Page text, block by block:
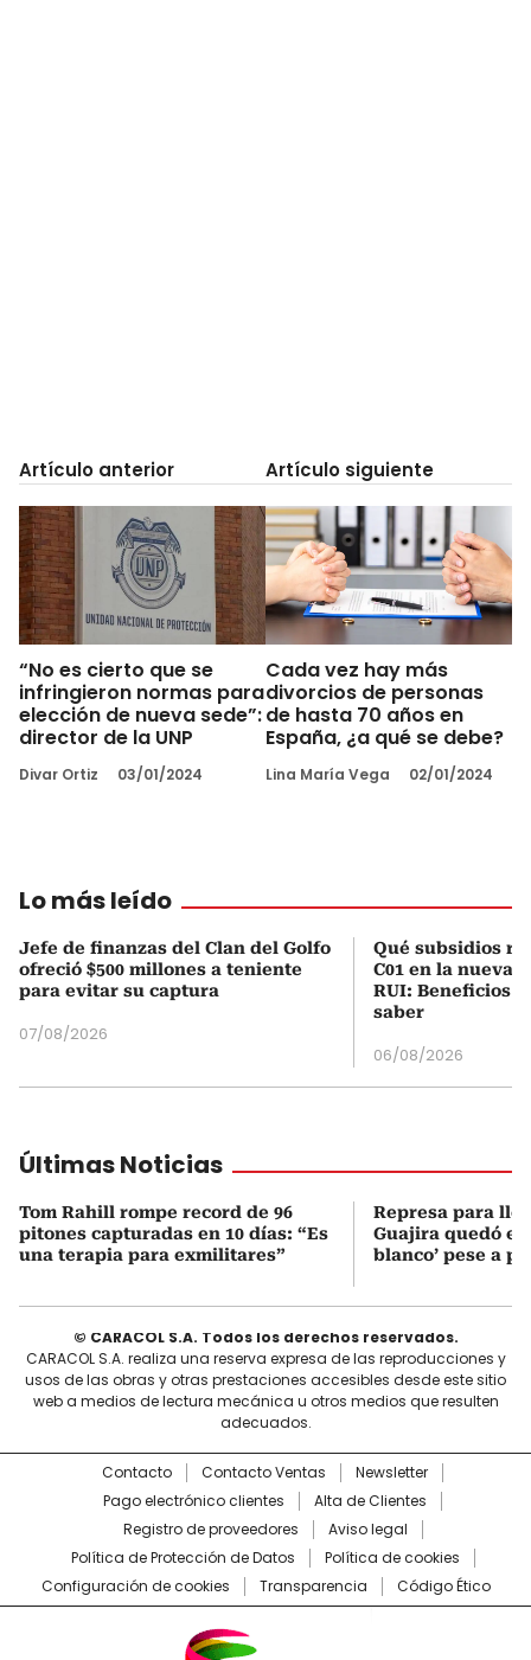
Artículo anterior
“No es cierto que se
infringieron normas para
elección de nueva sede”:
director de la UNP
Divar Ortiz 03/01/2024
Artículo siguiente
Cada vez hay más
divorcios de personas
de hasta 70 años en
España, ¿a qué se debe?
Lina María Vega 02/01/2024
Lo más leído
Jefe de finanzas del Clan del Golfo
ofreció $500 millones a teniente
para evitar su captura
07/08/2026
Qué subsidios
C01 en la nueva
RUI: Beneficios
saber
06/08/2026
Últimas Noticias
Tom Rahill rompe record de 96
pitones capturadas en 10 días: “Es
una terapia para exmilitares”
Represa para
Guajira quedó en
blanco’ pese a
© CARACOL S.A. Todos los derechos reservados.
CARACOL S.A. realiza una reserva expresa de las reproducciones y
usos de las obras y otras prestaciones accesibles desde este sitio
web a medios de lectura mecánica u otros medios que resulten
adecuados.
Contacto Contacto Ventas
Newsletter
Pago electrónico clientes
Alta de Clientes
Registro de proveedores
Aviso legal
Política de Protección de Datos
Política de cookies
Configuración de cookies
Transparencia Código Ético